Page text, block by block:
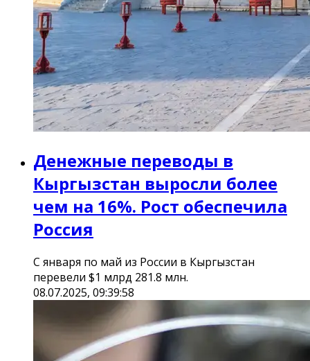
Денежные переводы в
Кыргызстан выросли более
чем на 16%. Рост обеспечила
Россия
С января по май из России в Кыргызстан
перевели $1 млрд 281.8 млн.
08.07.2025, 09:39:58